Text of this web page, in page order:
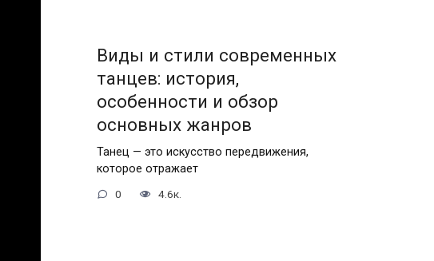
Виды и стили современных
танцев: история,
особенности и обзор
основных жанров
Танец — это искусство передвижения,
которое отражает
0 4.6к.